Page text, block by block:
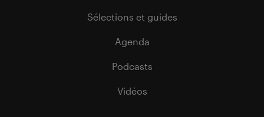
Sélections et guides
Agenda
Podcasts
Vidéos